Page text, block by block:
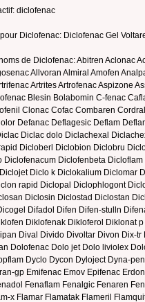
diclofenac
Diclofenac: Diclofenac Gel
de Diclofenac: Abitren Aclonac
Allvoran Almiral Amofen
Artrites Artrofenac Aspizone
Blesin Bolabomin C-fenac
Clonac Cofac Combaren
Defanac Deflagesic Deflam
Diclac dolo Diclachexal
Dicloberl Diclobion Diclobru
Diclofenacum Diclofenbeta
Diclo k Diclokalium Diclomar
rapid Diclopal Diclophlogont
Diclosin Diclostad Diclostan
Difadol Difen Difen-stulln
Diklofenak Dikloferol Diklonat
Dival Divido Divoltar Divon Dix-
Dolofenac Dolo jet Dolo liviolex
Dyclo Dycon Dyloject Dyna-
gp Emifenac Emov Epifenac
Fenaflam Fenalgic Fenaren
x Flamar Flamatak Flameril